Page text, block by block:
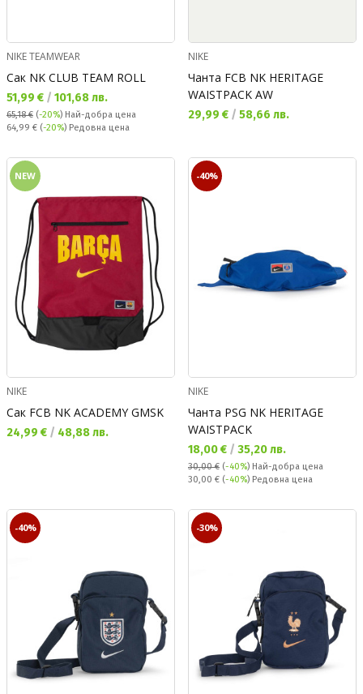
NIKE TEAMWEAR
Сак NK CLUB TEAM ROLL
Текуща цена:
51,99 € / 101,68 лв.
65,18 € (-20%) Най-добра цена
Редовна цена:
64,99 € (-20%) Редовна цена
NIKE
Чанта FCB NK HERITAGE
WAISTPACK AW
Текуща цена:
29,99 € / 58,66 лв.
NEW
NIKE
Сак FCB NK ACADEMY GMSK
Текуща цена:
24,99 € / 48,88 лв.
-40%
NIKE
Чанта PSG NK HERITAGE
WAISTPACK
Текуща цена:
18,00 € / 35,20 лв.
30,00 € (-40%) Най-добра цена
Редовна цена:
30,00 € (-40%) Редовна цена
-40% -30%